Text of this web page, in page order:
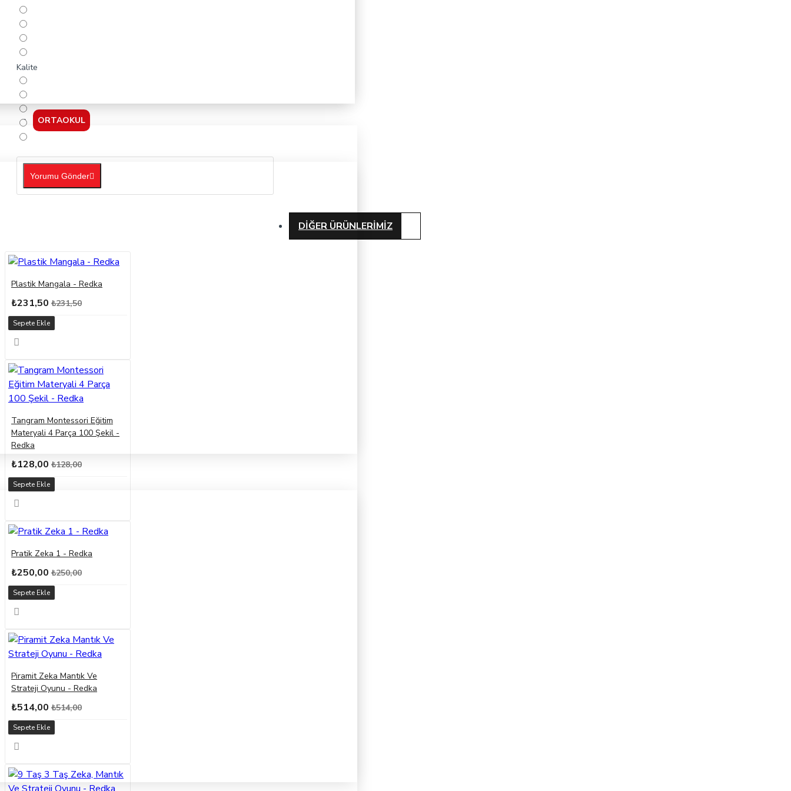
ORTAOKUL
Kalite
Yorumu Gönder
DIĞER ÜRÜNLERIMIZ
Plastik Mangala - Redka
₺231,50 ₺231,50
Sepete Ekle
Tangram Montessori Eğitim
Materyali 4 Parça 100 Şekil -
Redka
₺128,00 ₺128,00
Sepete Ekle
Pratik Zeka 1 - Redka
₺250,00 ₺250,00
Sepete Ekle
Piramit Zeka Mantık Ve
Strateji Oyunu - Redka
₺514,00 ₺514,00
Sepete Ekle